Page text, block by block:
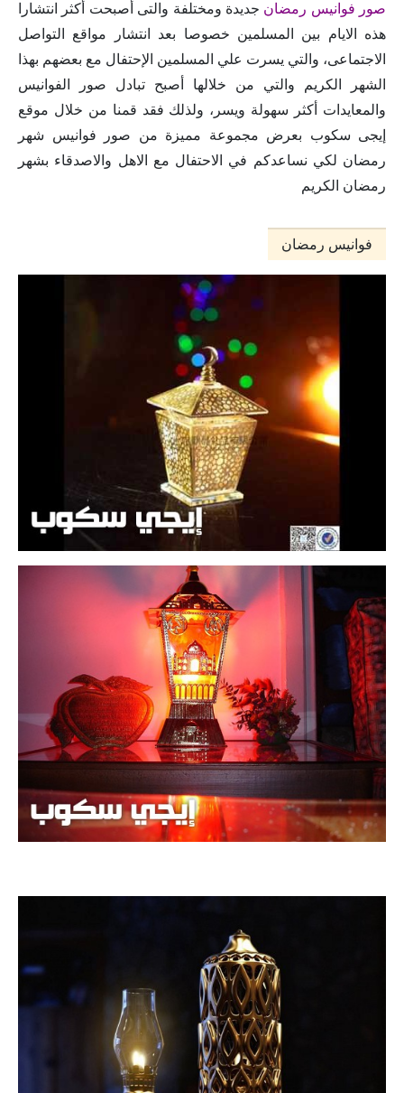
صور فوانيس رمضان جديدة ومختلفة والتى أصبحت أكثر انتشارا
هذه الايام بين المسلمين خصوصا بعد انتشار مواقع التواصل
الاجتماعى، والتي يسرت علي المسلمين الإحتفال مع بعضهم بهذا
الشهر الكريم والتي من خلالها أصبح تبادل صور الفوانيس
والمعايدات أكثر سهولة ويسر، ولذلك فقد قمنا من خلال موقع
إيجى سكوب بعرض مجموعة مميزة من صور فوانيس شهر
رمضان لكي نساعدكم في الاحتفال مع الاهل والاصدقاء بشهر
رمضان الكريم
فوانيس رمضان